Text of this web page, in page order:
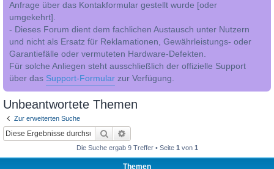
Anfrage über das Kontakformular gestellt wurde [oder
umgekehrt].
- Dieses Forum dient dem fachlichen Austausch unter Nutzern
und nicht als Ersatz für Reklamationen, Gewährleistungs- oder
Garantiefälle oder vermuteten Hardware-Defekten.
Für solche Anliegen steht ausschließlich der offizielle Support
über das Support-Formular zur Verfügung.
Unbeantwortete Themen
Zur erweiterten Suche
Suche
Die Suche ergab 9 Treffer • Seite 1 von 1
Themen